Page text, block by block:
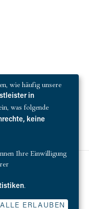
wie häufig unsere
in
was folgende
keine
Ihre Einwilligung
.
ALLE ERLAUBEN